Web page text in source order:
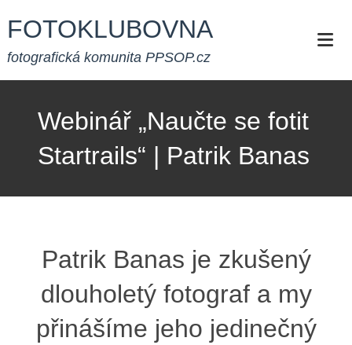
content
FOTOKLUBOVNA
fotografická komunita PPSOP.cz
Webinář „Naučte se fotit
Startrails“ | Patrik Banas
Patrik Banas je zkušený
dlouholetý fotograf a my
přinášíme jeho jedinečný